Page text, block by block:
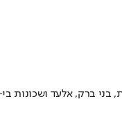
בני ברק, אלעד ושכונות